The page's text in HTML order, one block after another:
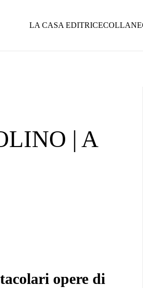
LA CASA EDITRICECOLLANE
| A
opere di